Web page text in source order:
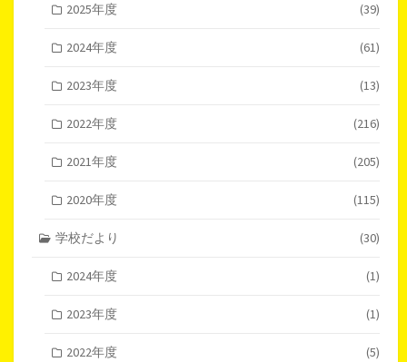
2025年度 (39)
2024年度 (61)
2023年度 (13)
2022年度 (216)
2021年度 (205)
2020年度 (115)
学校だより (30)
2024年度 (1)
2023年度 (1)
2022年度 (5)